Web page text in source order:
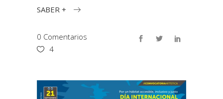
SABER +
0 Comentarios
4